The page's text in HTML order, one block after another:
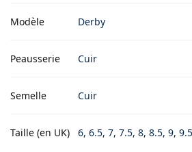
Modèle Derby
Peausserie Cuir
Semelle Cuir
Taille (en UK) 6, 6.5, 7, 7.5, 8, 8.5, 9,